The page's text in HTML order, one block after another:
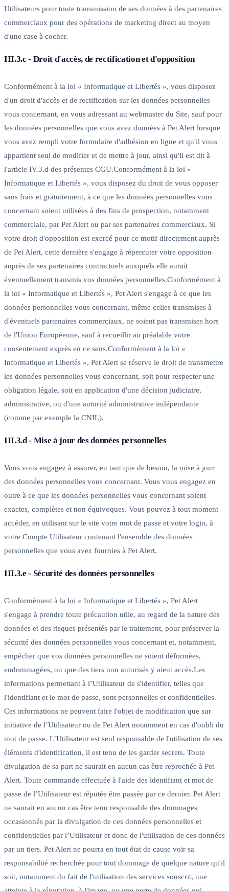
Utilisateurs pour toute transmission de ses données à des partenaires
commerciaux pour des opérations de marketing direct au moyen
d'une case à cocher.
III.3.c - Droit d'accès, de rectification et d'opposition
Conformément à la loi « Informatique et Libertés », vous disposez
d'un droit d'accès et de rectification sur les données personnelles
vous concernant, en vous adressant au webmaster du Site, sauf pour
les données personnelles que vous avez données à Pet Alert lorsque
vous avez rempli votre formulaire d'adhésion en ligne et qu'il vous
appartient seul de modifier et de mettre à jour, ainsi qu'il est dit à
l'article IV.3.d des présentes CGU.Conformément à la loi «
Informatique et Libertés », vous disposez du droit de vous opposer
sans frais et gratuitement, à ce que les données personnelles vous
concernant soient utilisées à des fins de prospection, notamment
commerciale, par Pet Alert ou par ses partenaires commerciaux. Si
votre droit d'opposition est exercé pour ce motif directement auprès
de Pet Alert, cette dernière s'engage à répercuter votre opposition
auprès de ses partenaires contractuels auxquels elle aurait
éventuellement transmis vos données personnelles.Conformément à
la loi « Informatique et Libertés », Pet Alert s'engage à ce que les
données personnelles vous concernant, même celles transmises à
d'éventuels partenaires commerciaux, ne soient pas transmises hors
de l'Union Européenne, sauf à recueillir au préalable votre
consentement exprès en ce sens.Conformément à la loi «
Informatique et Libertés », Pet Alert se réserve le droit de transmettre
les données personnelles vous concernant, soit pour respecter une
obligation légale, soit en application d'une décision judiciaire,
administrative, ou d'une autorité administrative indépendante
(comme par exemple la CNIL).
III.3.d - Mise à jour des données personnelles
Vous vous engagez à assurer, en tant que de besoin, la mise à jour
des données personnelles vous concernant. Vous vous engagez en
outre à ce que les données personnelles vous concernant soient
exactes, complètes et non équivoques. Vous pouvez à tout moment
accéder, en utilisant sur le site votre mot de passe et votre login, à
votre Compte Utilisateur contenant l'ensemble des données
personnelles que vous avez fournies à Pet Alert.
III.3.e - Sécurité des données personnelles
Conformément à la loi « Informatique et Libertés », Pet Alert
s'engage à prendre toute précaution utile, au regard de la nature des
données et des risques présentés par le traitement, pour préserver la
sécurité des données personnelles vous concernant et, notamment,
empêcher que vos données personnelles ne soient déformées,
endommagées, ou que des tiers non autorisés y aient accès.Les
informations permettant à l’Utilisateur de s'identifier, telles que
l'identifiant et le mot de passe, sont personnelles et confidentielles.
Ces informations ne peuvent faire l'objet de modification que sur
initiative de l’Utilisateur ou de Pet Alert notamment en cas d'oubli du
mot de passe. L’Utilisateur est seul responsable de l'utilisation de ses
éléments d'identification, il est tenu de les garder secrets. Toute
divulgation de sa part ne saurait en aucun cas être reprochée à Pet
Alert. Toute commande effectuée à l'aide des identifiant et mot de
passe de l’Utilisateur est réputée être passée par ce dernier. Pet Alert
ne saurait en aucun cas être tenu responsable des dommages
occasionnés par la divulgation de ces données personnelles et
confidentielles par l’Utilisateur et donc de l'utilisation de ces données
par un tiers. Pet Alert ne pourra en tout état de cause voir sa
responsabilité recherchée pour tout dommage de quelque nature qu'il
soit, notamment du fait de l'utilisation des services souscrit, une